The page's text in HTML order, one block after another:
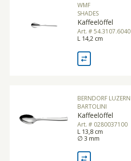
WMF
SHADES
Kaffeelöffel
Art. # 54.3107.6040
L 14,2 cm
BERNDORF LUZERN
BARTOLINI
Kaffeelöffel
Art. # 0280037100
L 13,8 cm
∅ 3 mm